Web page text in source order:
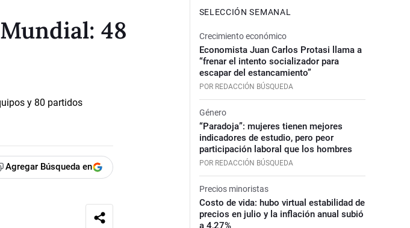
48
Agregar Búsqueda en
SELECCIÓN SEMANAL
Crecimiento económico
Economista Juan Carlos Protasi llama a
“frenar el intento socializador para
escapar del estancamiento”
POR REDACCIÓN BÚSQUEDA
Género
“Paradoja”: mujeres tienen mejores
indicadores de estudio, pero peor
participación laboral que los hombres
POR REDACCIÓN BÚSQUEDA
Precios minoristas
Costo de vida: hubo virtual estabilidad de
precios en julio y la inflación anual subió
a 4,27%